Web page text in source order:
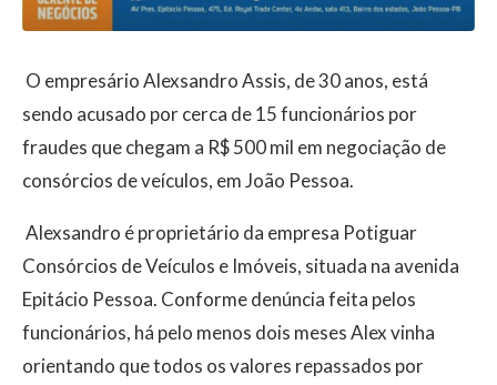
O empresário Alexsandro Assis, de 30 anos, está
sendo acusado por cerca de 15 funcionários por
fraudes que chegam a R$ 500 mil em negociação de
consórcios de veículos, em João Pessoa.
Alexsandro é proprietário da empresa Potiguar
Consórcios de Veículos e Imóveis, situada na avenida
Epitácio Pessoa. Conforme denúncia feita pelos
funcionários, há pelo menos dois meses Alex vinha
orientando que todos os valores repassados por